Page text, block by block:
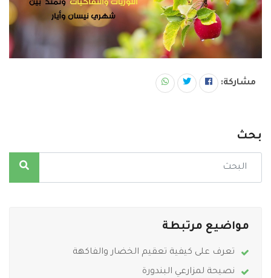
مشاركة:
بحث
مواضيع مرتبطة
تعرف على كيفية تعقيم الخضار والفاكهة
نصيحة لمزارعي البندورة